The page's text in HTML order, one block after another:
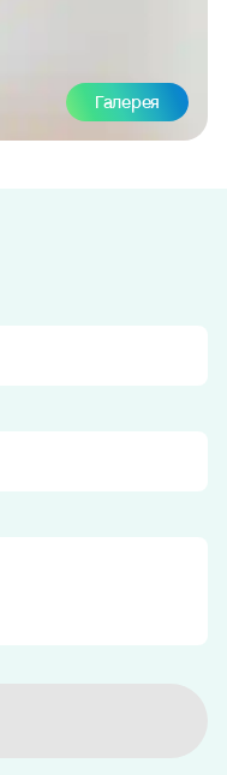
Галерея